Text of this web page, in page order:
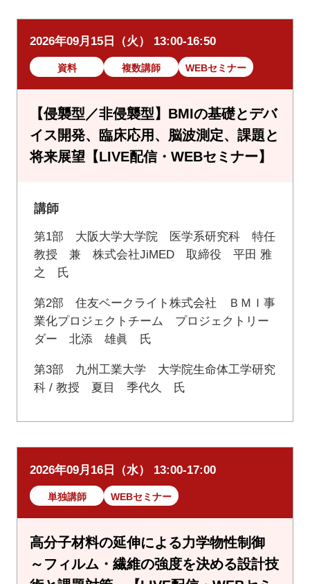
2026年09月15日（火） 13:00-16:50
資料 複数講師 WEBセミナー
【侵襲型／非侵襲型】BMIの基礎とデバ
イス開発、臨床応用、脳波測定、課題と
将来展望【LIVE配信・WEBセミナー】
講師
第1部 大阪大学大学院 医学系研究科 特任
教授 兼 株式会社JiMED 取締役 平田 雅
之 氏
第2部 住友ベークライト株式会社 ＢＭＩ事
業化プロジェクトチーム プロジェクトリー
ダー 北添 雄眞 氏
第3部 九州工業大学 大学院生命体工学研究
科 / 教授 夏目 季代久 氏
2026年09月16日（水） 13:00-17:00
単独講師 WEBセミナー
高分子材料の延伸による力学物性制御
～フィルム・繊維の強度を決める設計技